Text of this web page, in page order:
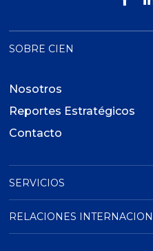
SOBRE CIEN
Nosotros
Reportes Estratégicos
Contacto
SERVICIOS
RELACIONES